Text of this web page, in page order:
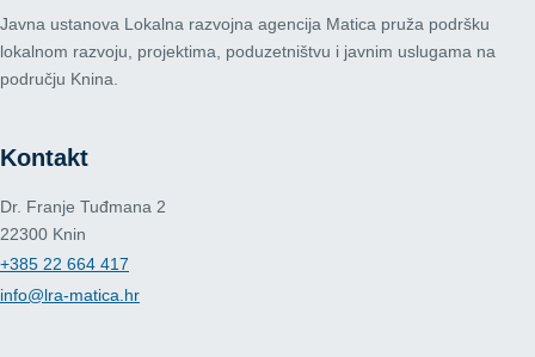
Javna ustanova Lokalna razvojna agencija Matica pruža podršku
lokalnom razvoju, projektima, poduzetništvu i javnim uslugama na
području Knina.
Kontakt
Dr. Franje Tuđmana 2
22300 Knin
+385 22 664 417
info@lra-matica.hr